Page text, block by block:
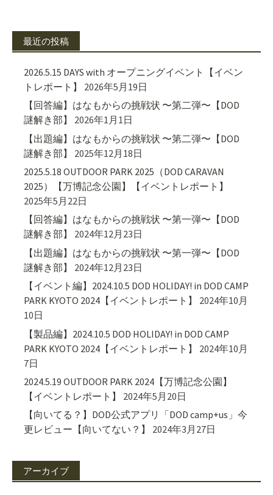
最近の投稿
2026.5.15 DAYS with オープニングイベント【イベン
トレポート】
2026年5月19日
【回答編】はなもからの挑戦状 〜第二弾〜【DOD
謎解き部】
2026年1月1日
【出題編】はなもからの挑戦状 〜第二弾〜【DOD
謎解き部】
2025年12月18日
2025.5.18 OUTDOOR PARK 2025（DOD CARAVAN
2025）【万博記念公園】【イベントレポート】
2025年5月22日
【回答編】はなもからの挑戦状 〜第一弾〜【DOD
謎解き部】
2024年12月23日
【出題編】はなもからの挑戦状 〜第一弾〜【DOD
謎解き部】
2024年12月23日
【イベント編】2024.10.5 DOD HOLIDAY! in DOD CAMP
PARK KYOTO 2024【イベントレポート】
2024年10月
10日
【製品編】2024.10.5 DOD HOLIDAY! in DOD CAMP
PARK KYOTO 2024【イベントレポート】
2024年10月
7日
2024.5.19 OUTDOOR PARK 2024【万博記念公園】
【イベントレポート】
2024年5月20日
【向いてる？】DOD公式アプリ「DOD camp+us」今
更レビュー【向いてない？】
2024年3月27日
アーカイブ